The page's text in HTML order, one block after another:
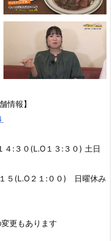
情報】
:３０(L.O１３:３０) 土日
(L.O２１:００) 日曜休み
更もあります